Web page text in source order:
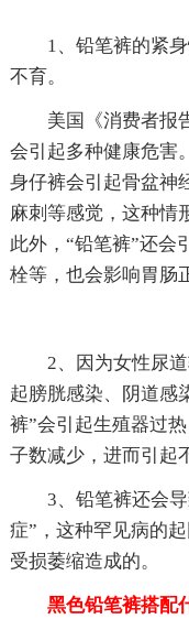
1、铅笔裤的紧
不育。
美国《消费者报
会引起多种健康危害
身仔裤会引起骨盆神
麻刺等感觉，这种情
此外，“铅笔裤”还会
栓等，也会影响胃肠
2、因为女性尿
起膀胱感染、阴道感
裤”会引起生殖器过
子数减少，进而引起
3、铅笔裤还会
症”，这种罕见病的
受损萎缩造成的。
黑色铅笔裤搭配